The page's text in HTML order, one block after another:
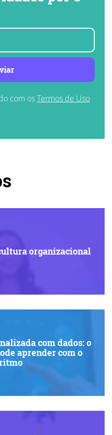
com osTermos de Uso
organizacional
com dados: o
aprender com o